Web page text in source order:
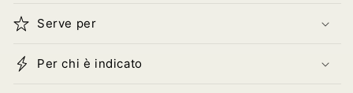
Serve per
Per chi è indicato